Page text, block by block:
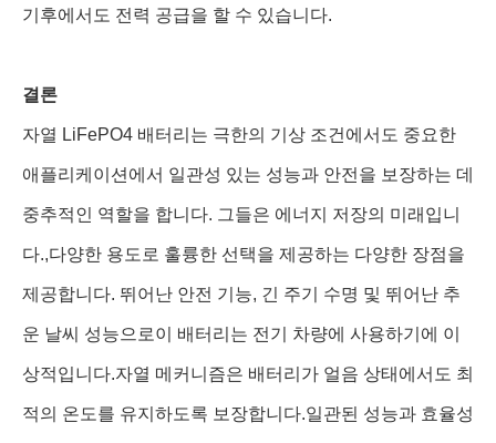
기후에서도 전력 공급을 할 수 있습니다.
결론
자열 LiFePO4 배터리는 극한의 기상 조건에서도 중요한
애플리케이션에서 일관성 있는 성능과 안전을 보장하는 데
중추적인 역할을 합니다. 그들은 에너지 저장의 미래입니
다.,다양한 용도로 훌륭한 선택을 제공하는 다양한 장점을
제공합니다. 뛰어난 안전 기능, 긴 주기 수명 및 뛰어난 추
운 날씨 성능으로이 배터리는 전기 차량에 사용하기에 이
상적입니다.자열 메커니즘은 배터리가 얼음 상태에서도 최
적의 온도를 유지하도록 보장합니다.일관된 성능과 효율성